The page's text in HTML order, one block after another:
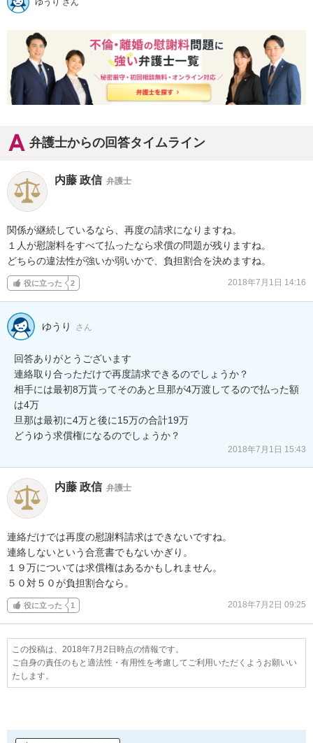
ゆうり さん
弁護士からの回答タイムライン
内藤 政信 弁護士
関係が継続しているなら、再度の請求になりますね。
１人が慰謝料をすべて払ったなら求償の問題が残りますね。
どちらの違法性が強いか弱いかで、負担割合を決めますね。
役に立った 2 2018年7月1日 14:16
ゆうり さん
回答ありがとうございます
連絡取り合っただけで再度請求できるのでしょうか？
相手には最初8万貰ってそのあと旦那が4万渡してるので払った額
は4万
旦那は最初に4万と後に15万の合計19万
どうゆう求償権になるのでしょうか？
2018年7月1日 15:43
内藤 政信 弁護士
連絡だけでは再度の慰謝料請求はできないですね。
連絡しないという合意書でもないかぎり。
１９万については求償権はあるかもしれません。
５０対５０が負担割合なら。
役に立った 1 2018年7月2日 09:25
この投稿は、2018年7月2日時点の情報です。
ご自身の責任のもと適法性・有用性を考慮してご利用いただくようお願いい
たします。